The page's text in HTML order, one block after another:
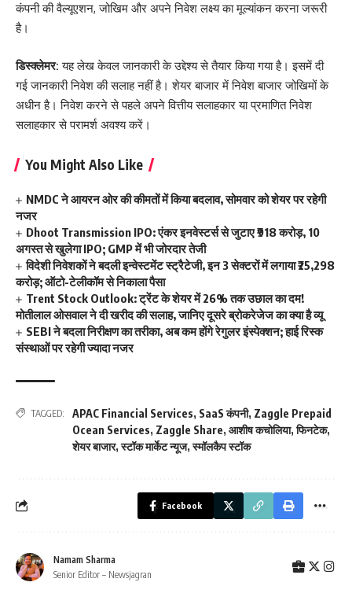
कंपनी की वैल्यूएशन, जोखिम और अपने निवेश लक्ष्य का मूल्यांकन करना जरूरी
है।
डिस्क्लेमर: यह लेख केवल जानकारी के उद्देश्य से तैयार किया गया है। इसमें दी
गई जानकारी निवेश की सलाह नहीं है। शेयर बाजार में निवेश बाजार जोखिमों के
अधीन है। निवेश करने से पहले अपने वित्तीय सलाहकार या प्रमाणित निवेश
सलाहकार से परामर्श अवश्य करें।
You Might Also Like
NMDC ने आयरन ओर की कीमतों में किया बदलाव, सोमवार को शेयर पर रहेगी
नजर
Dhoot Transmission IPO: एंकर इनवेस्टर्स से जुटाए ₹918 करोड़, 10
अगस्त से खुलेगा IPO; GMP में भी जोरदार तेजी
विदेशी निवेशकों ने बदली इन्वेस्टमेंट स्ट्रैटेजी, इन 3 सेक्टरों में लगाया ₹25,298
करोड़; ऑटो-टेलीकॉम से निकाला पैसा
Trent Stock Outlook: ट्रेंट के शेयर में 26% तक उछाल का दम!
मोतीलाल ओसवाल ने दी खरीद की सलाह, जानिए दूसरे ब्रोकरेजेज का क्या है व्यू
SEBI ने बदला निरीक्षण का तरीका, अब कम होंगे रेगुलर इंस्पेक्शन; हाई रिस्क
संस्थाओं पर रहेगी ज्यादा नजर
TAGGED: APAC Financial Services, SaaS कंपनी, Zaggle Prepaid
Ocean Services, Zaggle Share, आशीष कचोलिया,फिनटेक,
शेयर बाजार,स्टॉक मार्केट न्यूज,स्मॉलकैप स्टॉक
Facebook
Namam Sharma
Senior Editor – Newsjagran